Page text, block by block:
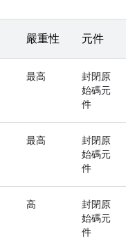
嚴重性 元件
最高
封閉原
始碼元
件
最高
封閉原
始碼元
件
高
封閉原
始碼元
件